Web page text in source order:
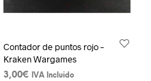
Contador de puntos rojo –
Kraken Wargames
3,00€ IVA Incluido